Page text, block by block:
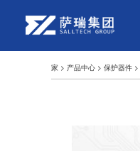
家 > 产品中心 > 保护器件 >